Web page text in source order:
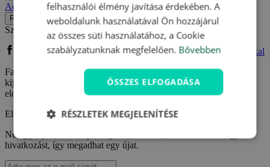
Adatvédelmi szabályzatot. .
Regisztráció
Szeretne Facebook vagy Google fiókkal regisztrálni?
Bejelentkezés Facebook fiókkal
Bejelentkezés Google fiókkal
Facebook vagy Google fiókkal való regisztrációm kapcsán
kijelentem, hogy elfogadom aFelhasználási feltételeket
elolvastam az
Adatvédelmi szabályzatot..
Elfelejtette jelszavát?
Ne aggódjon, csak adja meg e-mail címét, ahova küldünk egy
hivatkozást, így megadhat egy újat.
felhasználói élmény javítása érdekében. A
weboldalunk használatával Ön hozzájárul
az összes süti használatához, a Cookie
szabályzatunknak megfelelően. Bővebben
ÖSSZES ELFOGADÁSA
RÉSZLETEK MEGJELENÍTÉSE